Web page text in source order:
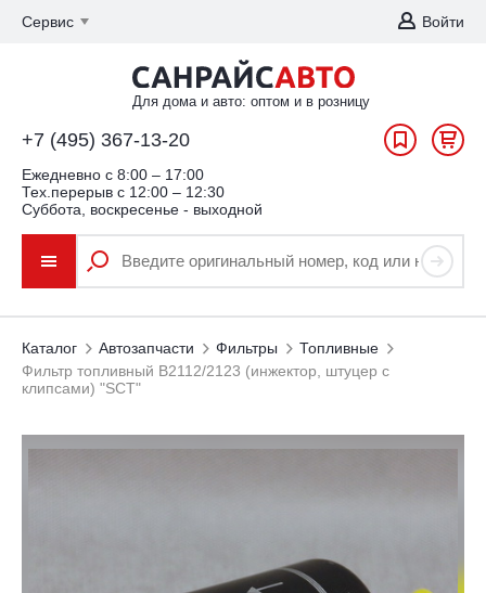
Сервис Войти
Для дома и авто: оптом и в розницу
+7 (495) 367-13-20
Ежедневно c 8:00 – 17:00
Тех.перерыв с 12:00 – 12:30
Суббота, воскресенье - выходной
Каталог Автозапчасти Фильтры
Топливные
Фильтр топливный В2112/2123 (инжектор, штуцер с
клипсами) "SCT"